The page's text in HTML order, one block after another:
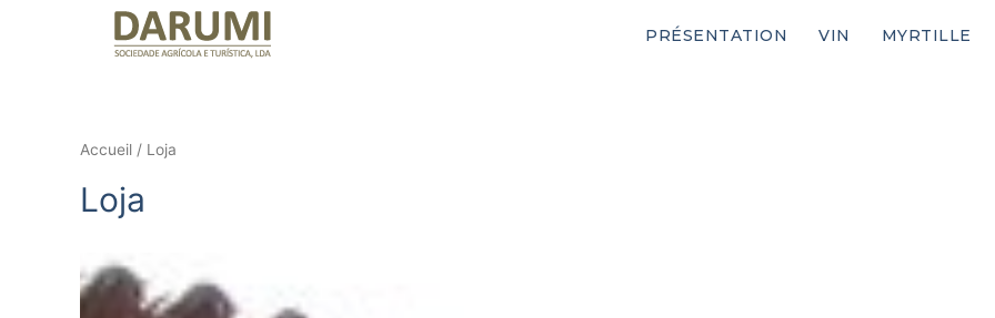
PRÉSENTATION VIN MYRTILLE
Accueil / Loja
Loja